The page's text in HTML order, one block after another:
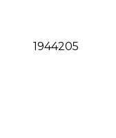
1944205